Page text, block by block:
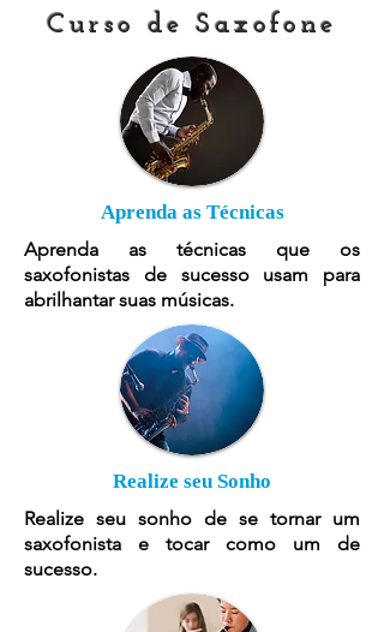
Curso de Saxofone
Aprenda as Técnicas
Aprenda as técnicas que os
saxofonistas de sucesso usam para
abrilhantar suas músicas.
Realize seu Sonho
Realize seu sonho de se tornar um
saxofonista e tocar como um de
sucesso.